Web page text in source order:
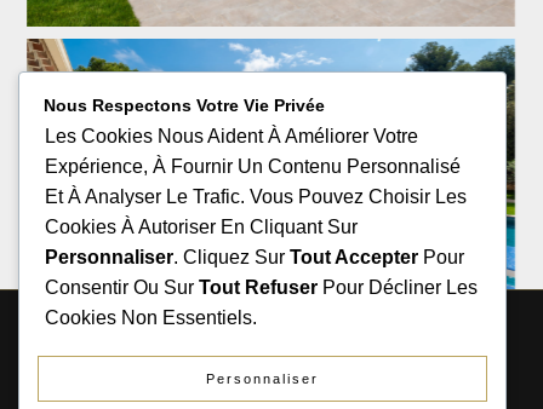
RÉSERVÉS.
Nous Respectons Votre Vie Privée
Les Cookies Nous Aident À Améliorer Votre
Expérience, À Fournir Un Contenu Personnalisé
Et À Analyser Le Trafic. Vous Pouvez Choisir Les
Cookies À Autoriser En Cliquant Sur
Personnaliser. Cliquez Sur Tout Accepter Pour
Consentir Ou Sur Tout Refuser Pour Décliner Les
Cookies Non Essentiels.
Personnaliser